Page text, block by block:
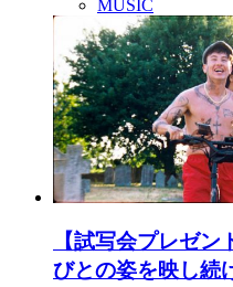
MUSIC
【試写会プレゼ
びとの姿を映し続